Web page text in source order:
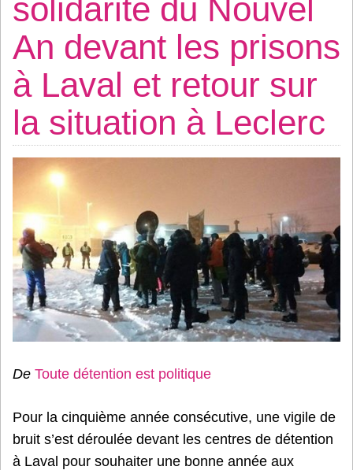
solidarité du Nouvel
An devant les prisons
à Laval et retour sur
la situation à Leclerc
De Toute détention est politique
Pour la cinquième année consécutive, une vigile de
bruit s’est déroulée devant les centres de détention
à Laval pour souhaiter une bonne année aux